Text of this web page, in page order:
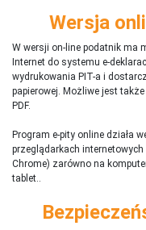
Wersja
W wersji on-line podatnik ma
Internet do systemu e-
wydrukowania PIT-a i
papierowej. Możliwe jest
PDF.
Program e-pity online działa
przeglądarkach internetowych
Chrome) zarówno na
tablet..